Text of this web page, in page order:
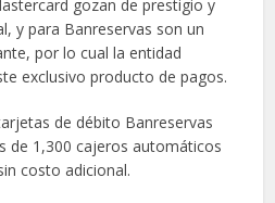
gozan de prestigio y
y para Banreservas son un
por lo cual la entidad
exclusivo producto de pagos.
de débito Banreservas
de 1,300 cajeros automáticos
costo adicional.